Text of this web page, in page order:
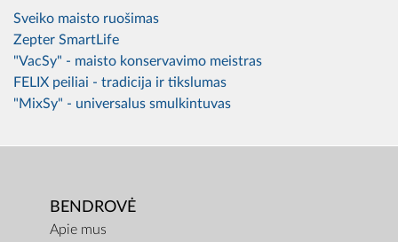
Sveiko maisto ruošimas
Zepter SmartLife
"VacSy" - maisto konservavimo meistras
FELIX peiliai - tradicija ir tikslumas
"MixSy" - universalus smulkintuvas
BENDROVĖ
Apie mus